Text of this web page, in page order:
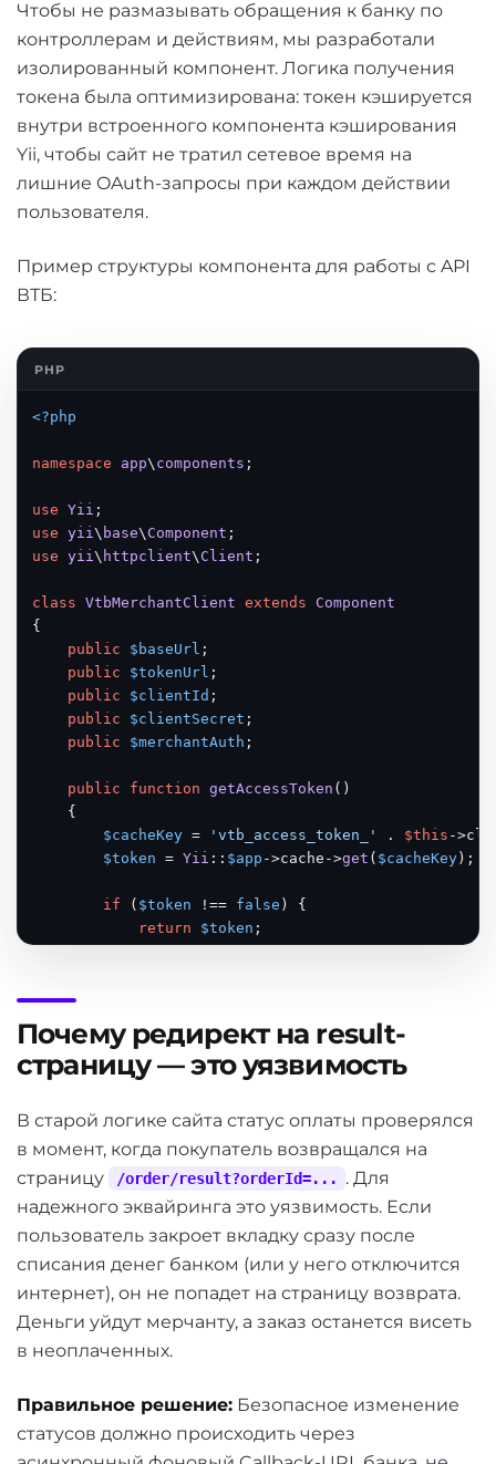
Чтобы не размазывать обращения к банку по
контроллерам и действиям, мы разработали
изолированный компонент. Логика получения
токена была оптимизирована: токен кэшируется
внутри встроенного компонента кэширования
Yii, чтобы сайт не тратил сетевое время на
лишние OAuth-запросы при каждом действии
пользователя.
Пример структуры компонента для работы с API
ВТБ:
<?php
namespace app\ components ;
use Yii
use yii \ base\ Component
use yii \ httpclient\ Client ;
class VtbMerchantClient extends
Component
{
public
$baseUrl ;
public
$tokenUrl ;
public
$clientId ;
public
$clientSecret ;
public
$merchantAuth ;
public function getAccessToken ( )
{
$cacheKey = 'vtb_access_token_' . $this -
$token = Yii :: $app ->cache->get ( $cacheKey);
if ( $token !== false ) {
return
$token ;
        }
createRequest
            ->
setMethod('POST')
            ->
setUrl($this->tokenUrl)
'Content-Type' => 'application/x-
'Authorization'
            ])
            ->
setData([
'grant_type' => 'client_credentials'
'scope' => 'vtb_pay'
            ->
send();
if (! $response->isOk) {
throw
$data = $response->data;
$token = $data['access_token'
Почему редирект на result-
страницу — это уязвимость
В старой логике сайта статус оплаты проверялся
в момент, когда покупатель возвращался на
страницу
/order/result?orderId=...
. Для
надежного эквайринга это уязвимость. Если
пользователь закроет вкладку сразу после
списания денег банком (или у него отключится
интернет), он не попадет на страницу возврата.
Деньги уйдут мерчанту, а заказ останется висеть
в неоплаченных.
Правильное решение: Безопасное изменение
статусов должно происходить через